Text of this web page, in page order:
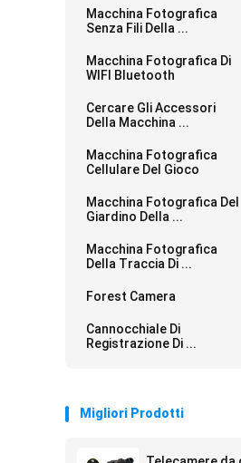
Macchina Fotografica
Senza Fili Della ...
Macchina Fotografica Di
WIFI Bluetooth
Cercare Gli Accessori
Della Macchina ...
Macchina Fotografica
Cellulare Del Gioco
Macchina Fotografica Del
Giardino Della ...
Macchina Fotografica
Della Traccia Di ...
Forest Camera
Cannocchiale Di
Registrazione Di ...
Migliori Prodotti